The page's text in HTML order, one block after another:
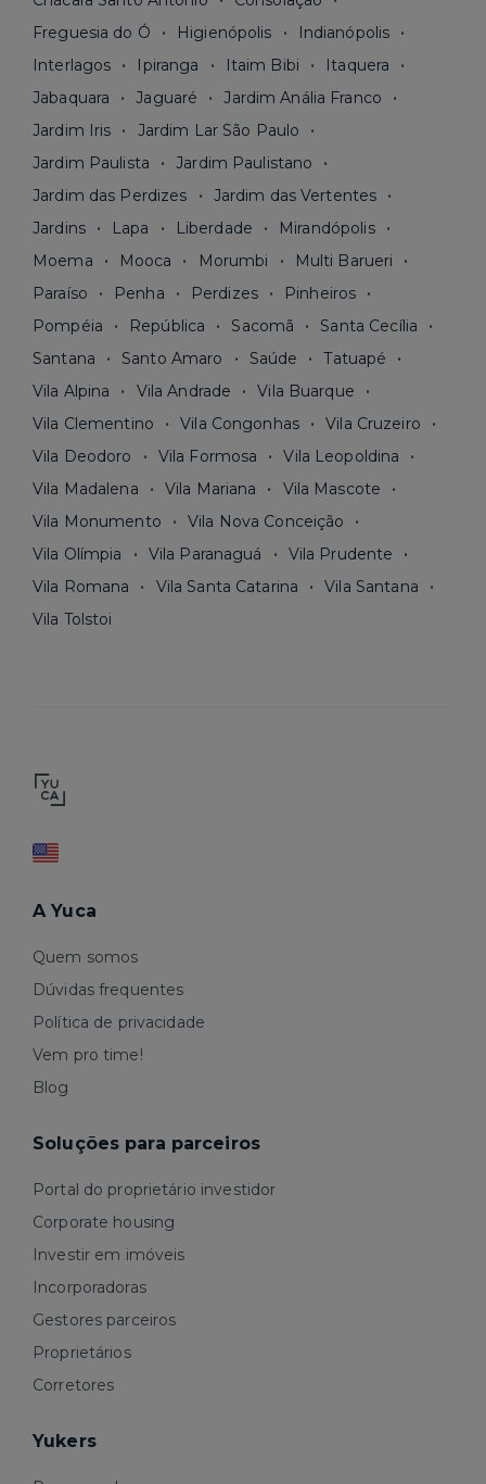
Freguesia do Ó
Higienópolis
Indianópolis
Interlagos
Ipiranga Itaim Bibi
Itaquera
Jabaquara
Jaguaré
Jardim Anália Franco
Jardim Iris
Jardim Lar São Paulo
Jardim Paulista
Jardim Paulistano
Jardim das Perdizes
Jardim das Vertentes
Jardins
Lapa Liberdade
Mirandópolis
Moema
Mooca Morumbi
Multi Barueri
Paraíso
Penha Perdizes
Pinheiros
Pompéia
República Sacomã
Santa Cecília
Santana
Santo Amaro Saúde
Tatuapé
Vila Alpina
Vila Andrade
Vila Buarque
Vila Clementino
Vila Congonhas
Vila Cruzeiro
Vila Deodoro
Vila Formosa
Vila Leopoldina
Vila Madalena
Vila Mariana
Vila Mascote
Vila Monumento
Vila Nova Conceição
Vila Olímpia
Vila Paranaguá
Vila Prudente
Vila Romana
Vila Santa Catarina
Vila Santana
Vila Tolstoi
A Yuca
Quem somos
Dúvidas frequentes
Política de privacidade
Vem pro time!
Blog
Soluções para parceiros
Portal do proprietário investidor
Corporate housing
Investir em imóveis
Incorporadoras
Gestores parceiros
Proprietários
Corretores
Yukers